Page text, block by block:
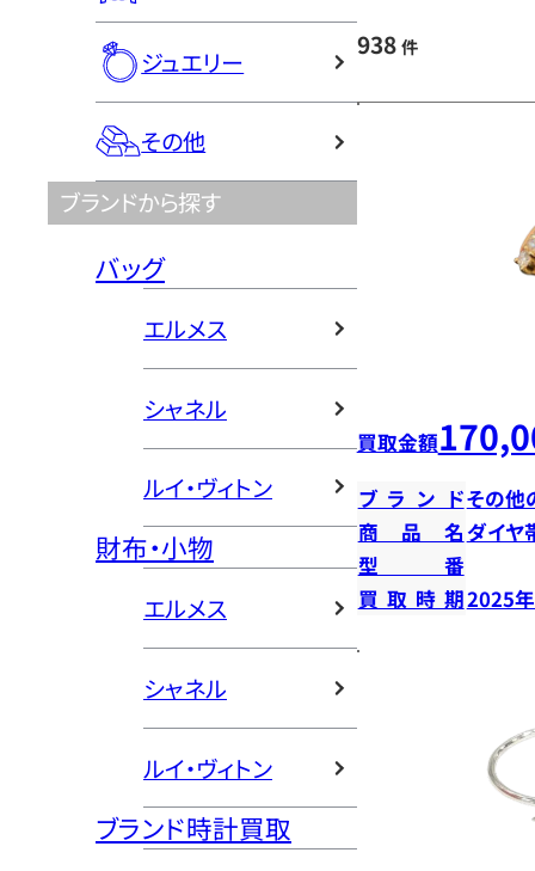
ジュエリー
その他
ブランドから探す
バッグ
エルメス
シャネル
ルイ・ヴィトン
財布・小物
エルメス
シャネル
ルイ・ヴィトン
ブランド時計買取
938 件
買取金額
ブランドその他
商品名ダイヤ
型番
買取時期2025